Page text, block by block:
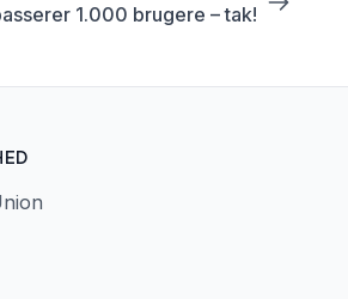
1.000 brugere – tak!